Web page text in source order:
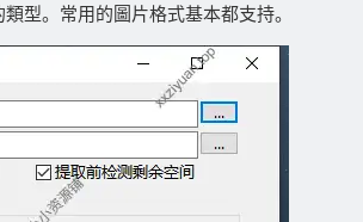
型。常用的圖片格式基本都支持。